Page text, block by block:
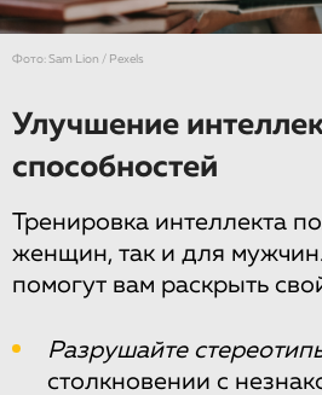
Фото: Sam Lion / Pexels
Улучшение
способностей
Тренировка интеллекта
женщин, так и для
помогут вам раскрыть
Разрушайте
столкновении с